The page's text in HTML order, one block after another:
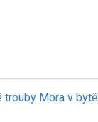
trouby Mora v bytě